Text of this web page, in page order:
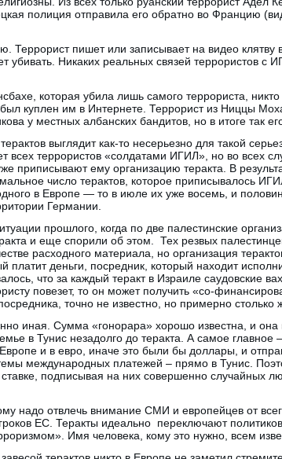
полиция отправила его обратно во Францию
Террорист пишет или записывает на видео клятву
убивать. Никаких реальных связей террористов с
которая убила лишь самого террориста,
куплен им в Интернете. Террорист из Ниццы
у местных албанских бандитов, но в итоге так
выглядит как-то несерьезно для такой
террористов «солдатами ИГИЛ», но во всех
приписывают ему организацию теракта. В
число терактов, которое приписывалось
в Европе — то в июле их уже восемь, и
Германии.
прошлого, когда по две палестинские
и еще спорили об этом. Тех резвых
расходного материала, но организация
платит деньги, посредник, который находит
что за каждый теракт в Израиле саудовские
повезет, то он может получить «со-
точно не известно, но примерно столько
иная. Сумма «гонорара» хорошо известна, и
в Тунис незадолго до теракта. А самое главное
и в евро, иначе это были бы доллары, и
международных платежей – прямо в Тунис.
подписывая на них совершенно случайных
надо отвлечь внимание СМИ и европейцев от
ЕС. Теракты идеально переключают
Имя человека, кому это нужно, всем